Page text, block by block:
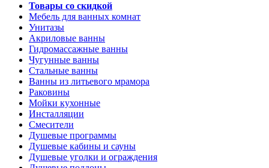
Товары со скидкой
Мебель для ванных комнат
Унитазы
Акриловые ванны
Гидромассажные ванны
Чугунные ванны
Стальные ванны
Ванны из литьевого мрамора
Раковины
Мойки кухонные
Инсталляции
Смесители
Душевые программы
Душевые кабины и сауны
Душевые уголки и ограждения